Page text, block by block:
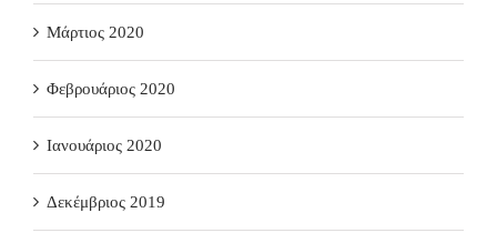
Μάρτιος 2020
Φεβρουάριος 2020
Ιανουάριος 2020
Δεκέμβριος 2019